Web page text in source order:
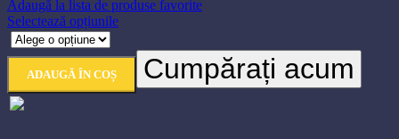
Adaugă la lista de produse favorite
Selectează opțiunileAcest
multe
ADAUGĂ ÎN COȘ Cumpărați acum